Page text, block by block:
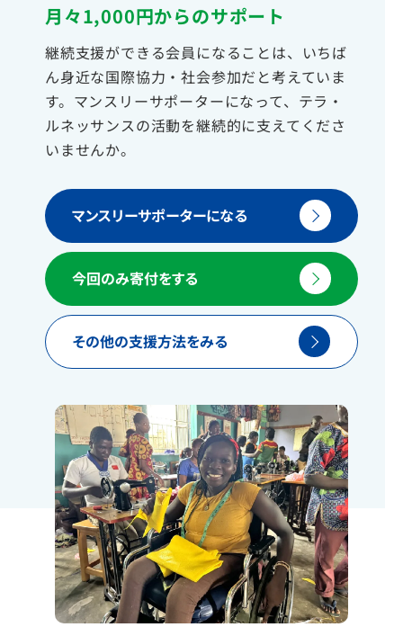
月々1,000円からのサポート
継続支援ができる会員になることは、いちば
ん身近な国際協力・社会参加だと考えていま
す。マンスリーサポーターになって、テラ・
ルネッサンスの活動を継続的に支えてくださ
いませんか。
マンスリーサポーターになる
今回のみ寄付をする
その他の支援方法をみる